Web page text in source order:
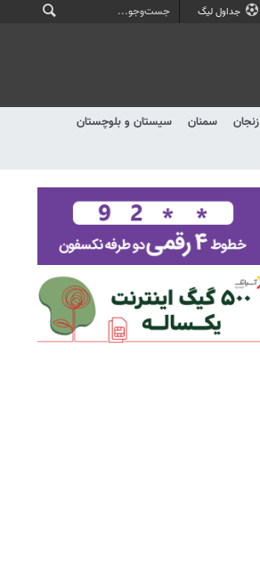
جداول لیگ
زنجان سمنان
سیستان و بلوچستان